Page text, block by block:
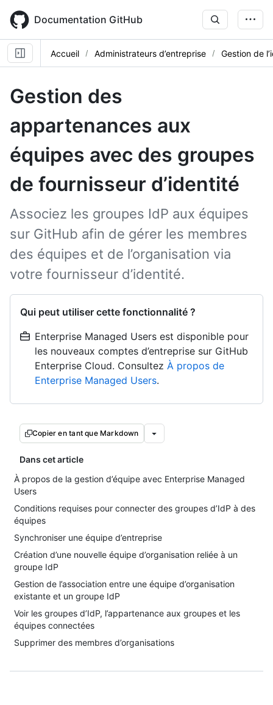
main
content
Documentation GitHub
Accueil Administrateurs d’entreprise Gestion de
Gestion des
appartenances aux
équipes avec des groupes
de fournisseur d’identité
Associez les groupes IdP aux équipes
sur GitHub afin de gérer les membres
des équipes et de l’organisation via
votre fournisseur d’identité.
Qui peut utiliser cette fonctionnalité ?
Enterprise Managed Users est disponible pour
les nouveaux comptes d’entreprise sur GitHub
Enterprise Cloud. Consultez À propos de
Enterprise Managed Users.
Copier en tant que Markdown
Dans cet article
À propos de la gestion d’équipe avec Enterprise Managed
Users
Conditions requises pour connecter des groupes d’IdP à des
équipes
Synchroniser une équipe d’entreprise
Création d’une nouvelle équipe d’organisation reliée à un
groupe IdP
Gestion de l’association entre une équipe d’organisation
existante et un groupe IdP
Voir les groupes d’IdP, l’appartenance aux groupes et les
équipes connectées
Supprimer des membres d’organisations